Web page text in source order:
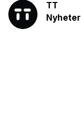
TT
Nyheter